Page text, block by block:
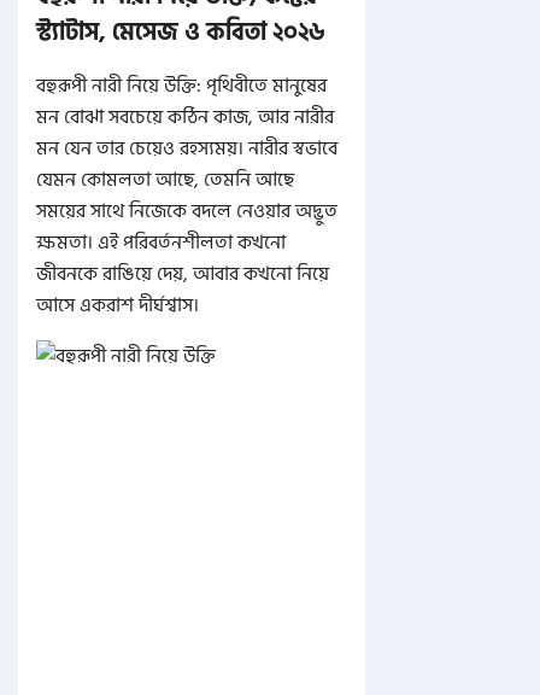
স্ট্যাটাস, মেসেজ ও কবিতা ২০২৬
বহুরূপী নারী নিয়ে উক্তি: পৃথিবীতে মানুষের
মন বোঝা সবচেয়ে কঠিন কাজ, আর নারীর
মন যেন তার চেয়েও রহস্যময়। নারীর স্বভাবে
যেমন কোমলতা আছে, তেমনি আছে
সময়ের সাথে নিজেকে বদলে নেওয়ার অদ্ভুত
ক্ষমতা। এই পরিবর্তনশীলতা কখনো
জীবনকে রাঙিয়ে দেয়, আবার কখনো নিয়ে
আসে একরাশ দীর্ঘশ্বাস।